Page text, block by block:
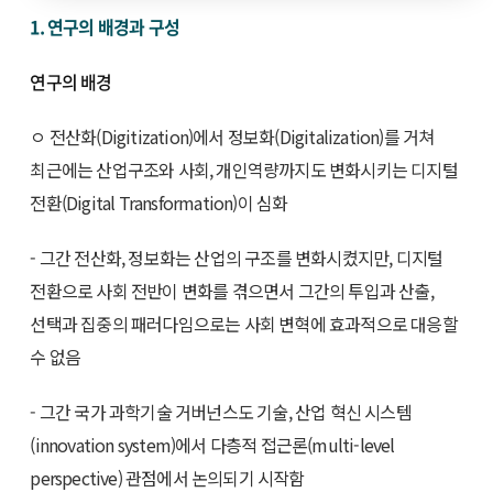
1. 연구의 배경과 구성
연구의 배경
ㅇ 전산화(Digitization)에서 정보화(Digitalization)를 거쳐
최근에는 산업구조와 사회, 개인역량까지도 변화시키는 디지털
전환(Digital Transformation)이 심화
- 그간 전산화, 정보화는 산업의 구조를 변화시켰지만, 디지털
전환으로 사회 전반이 변화를 겪으면서 그간의 투입과 산출,
선택과 집중의 패러다임으로는 사회 변혁에 효과적으로 대응할
수 없음
- 그간 국가 과학기술 거버넌스도 기술, 산업 혁신 시스템
(innovation system)에서 다층적 접근론(multi-level
perspective) 관점에서 논의되기 시작함